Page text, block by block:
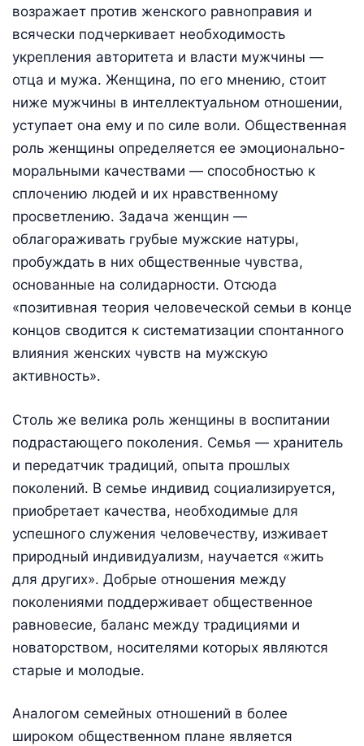
возражает против женского равноправия и
всячески подчеркивает необходимость
укрепления авторитета и власти мужчины —
отца и мужа. Женщина, по его мнению, стоит
ниже мужчины в интеллектуальном отношении,
уступает она ему и по силе воли. Общественная
роль женщины определяется ее эмоционально-
моральными качествами — способностью к
сплочению людей и их нравственному
просветлению. Задача женщин —
облагораживать грубые мужские натуры,
пробуждать в них общественные чувства,
основанные на солидарности. Отсюда
«позитивная теория человеческой семьи в конце
концов сводится к систематизации спонтанного
влияния женских чувств на мужскую
активность».
Столь же велика роль женщины в воспитании
подрастающего поколения. Семья — хранитель
и передатчик традиций, опыта прошлых
поколений. В семье индивид социализируется,
приобретает качества, необходимые для
успешного служения человечеству, изживает
природный индивидуализм, научается «жить
для других». Добрые отношения между
поколениями поддерживает общественное
равновесие, баланс между традициями и
новаторством, носителями которых являются
старые и молодые.
Аналогом семейных отношений в более
широком общественном плане является